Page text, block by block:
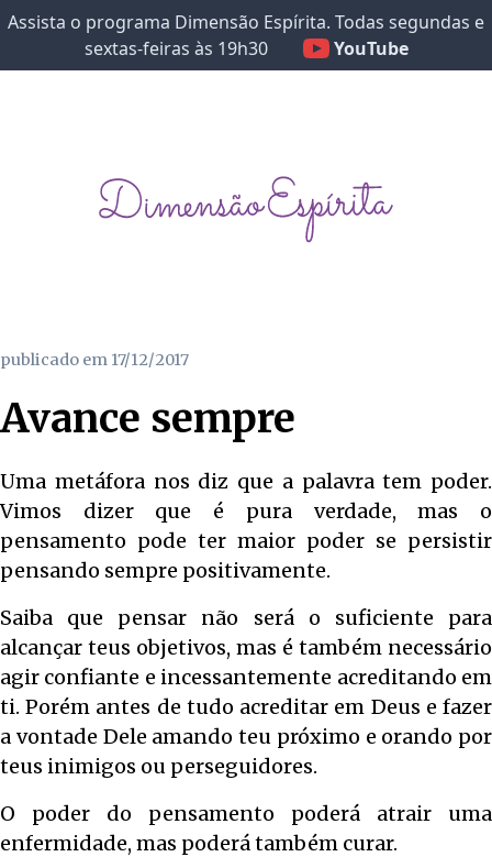
Assista o programa Dimensão Espírita. Todas segundas e
sextas-feiras às 19h30
YouTube
publicado em 17/12/2017
Avance sempre
Uma metáfora nos diz que a palavra tem poder.
Vimos dizer que é pura verdade, mas o
pensamento pode ter maior poder se persistir
pensando sempre positivamente.
Saiba que pensar não será o suficiente para
alcançar teus objetivos, mas é também necessário
agir confiante e incessantemente acreditando em
ti. Porém antes de tudo acreditar em Deus e fazer
a vontade Dele amando teu próximo e orando por
teus inimigos ou perseguidores.
O poder do pensamento poderá atrair uma
enfermidade, mas poderá também curar.